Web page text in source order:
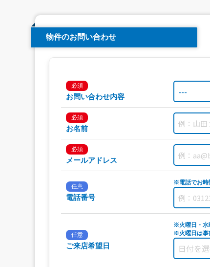
物件のお問い合わせ
必須
お問い合わせ内容
必須
お名前
必須
メールアドレス
任意
電話番号
※電話でお時
任意
ご来店希望日
※火曜日・水
※火曜日は事